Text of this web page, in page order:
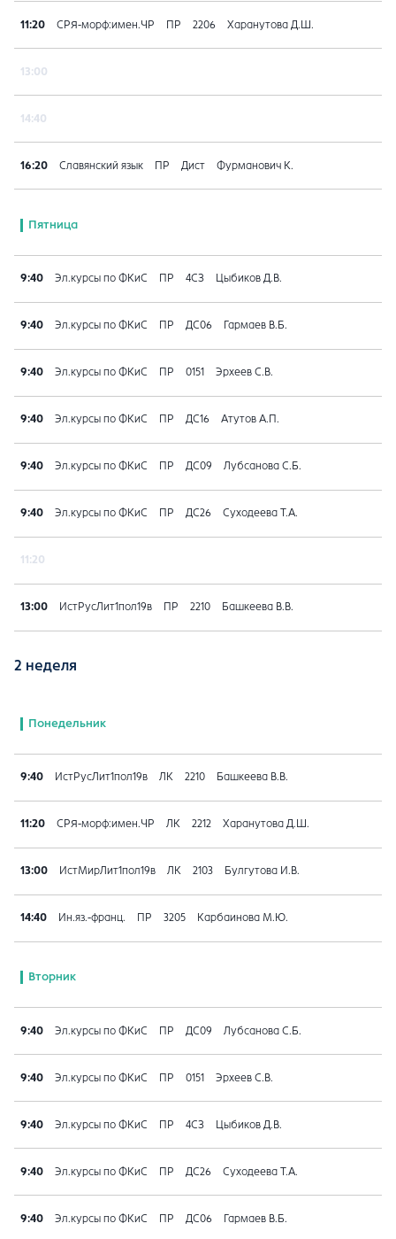
11:20 СРЯ-морф:имен.ЧР ПР 2206 Харанутова Д.Ш.
13:00
14:40
16:20 Славянский язык ПР Дист Фурманович К.
Пятница
9:40 Эл.курсы по ФКиС ПР 4СЗ Цыбиков Д.В.
9:40 Эл.курсы по ФКиС ПР ДС06 Гармаев В.Б.
9:40 Эл.курсы по ФКиС ПР 0151 Эрхеев С.В.
9:40 Эл.курсы по ФКиС ПР ДС16 Атутов А.П.
9:40 Эл.курсы по ФКиС ПР ДС09 Лубсанова С.Б.
9:40 Эл.курсы по ФКиС ПР ДС26 Суходеева Т.А.
11:20
13:00 ИстРусЛит1пол19в ПР 2210 Башкеева В.В.
2 неделя
Понедельник
9:40 ИстРусЛит1пол19в ЛК 2210 Башкеева В.В.
11:20 СРЯ-морф:имен.ЧР ЛК 2212 Харанутова Д.Ш.
13:00 ИстМирЛит1пол19в ЛК 2103 Булгутова И.В.
14:40 Ин.яз.-франц. ПР 3205 Карбаинова М.Ю.
Вторник
9:40 Эл.курсы по ФКиС ПР ДС09 Лубсанова С.Б.
9:40 Эл.курсы по ФКиС ПР 0151 Эрхеев С.В.
9:40 Эл.курсы по ФКиС ПР 4СЗ Цыбиков Д.В.
9:40 Эл.курсы по ФКиС ПР ДС26 Суходеева Т.А.
9:40 Эл.курсы по ФКиС ПР ДС06 Гармаев В.Б.